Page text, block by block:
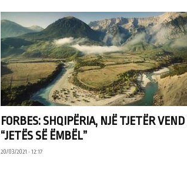
FORBES: SHQIPËRIA, NJË TJETËR VEND
“JETËS SË ËMBËL”
20/03/2021 • 12:17